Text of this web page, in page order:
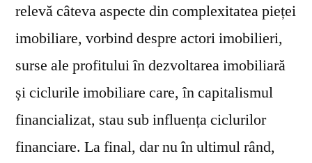
relevă câteva aspecte din complexitatea pieței
imobiliare, vorbind despre actori imobilieri,
surse ale profitului în dezvoltarea imobiliară
și ciclurile imobiliare care, în capitalismul
financializat, stau sub influența ciclurilor
financiare. La final, dar nu în ultimul rând,